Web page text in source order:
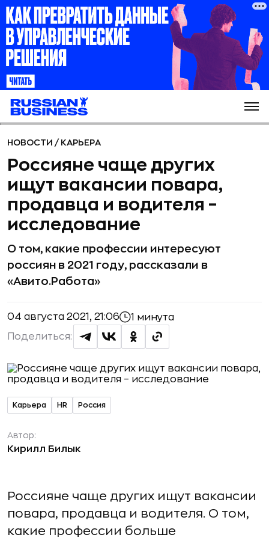
НОВОСТИ / КАРЬЕРА
Россияне чаще других
ищут вакансии повара,
продавца и водителя –
исследование
О том, какие профессии интересуют
россиян в 2021 году, рассказали в
«Авито.Работа»
04 августа 2021, 21:06 1 минута
Поделиться:
Карьера HR Россия
Автор:
Кирилл Билык
Россияне чаще других ищут вакансии
повара, продавца и водителя. О том,
какие профессии больше